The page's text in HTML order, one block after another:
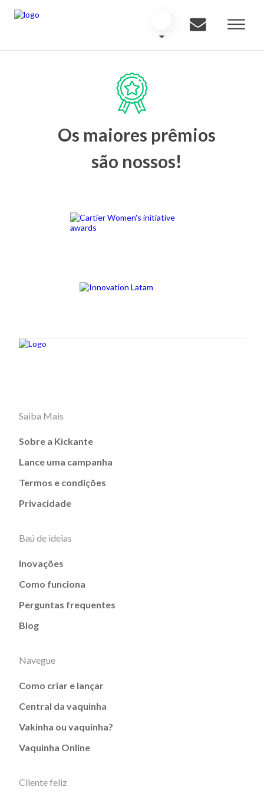
Os maiores prêmios
são nossos!
Saiba Mais
Sobre a Kickante
Lance uma campanha
Termos e condições
Privacidade
Baú de ideias
Inovações
Como funciona
Perguntas frequentes
Blog
Navegue
Como criar e lançar
Central da vaquinha
Vakinha ou vaquinha?
Vaquinha Online
Cliente feliz